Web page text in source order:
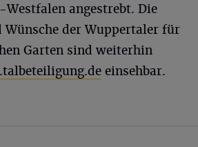
angestrebt. Die
Wünsche der Wuppertaler für
Garten sind weiterhin
einsehbar.